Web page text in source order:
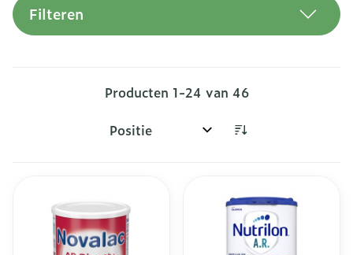
Filteren
Producten 1-24 van 46
Sorteer op: